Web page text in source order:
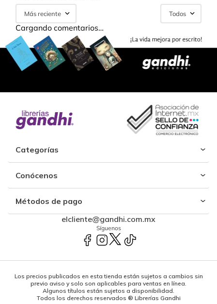
Más reciente Todos
Cargando comentarios…
Categorías
Conócenos
Métodos de pago
elcliente@gandhi.com.mx
Síguenos
Los precios publicados en esta tienda están sujetos a cambios sin
previo aviso y solo son aplicables para ventas en línea.
Algunos títulos están sujetos a disponibilidad.
Todos los derechos reservados ® Librerías Gandhi